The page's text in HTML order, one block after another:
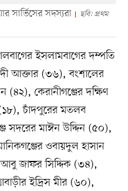
সার্ভিসের সদস্যরা
ছবি: প্রথম
ইসলামবাগের দম্পতি
আক্তার (৩৬), বংশালের
কেরানীগঞ্জের দক্ষিণ
(১৮), চাঁদপুরের মতলব
সদরের মাঈন উদ্দিন (৫০),
ওবায়দুল হাসান
আবু জাফর সিদ্দিক (৩৪),
ইদ্রিস মীর (৬০),